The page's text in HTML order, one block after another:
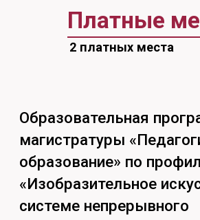
аккредитацию и направлена на
системную подготовку
специалистов в области
визуальные образы и
художественные объекты в
современном искусстве: в области
инсталляции, аппликации,
современной и формальной
композиции, в области
художественных практик,